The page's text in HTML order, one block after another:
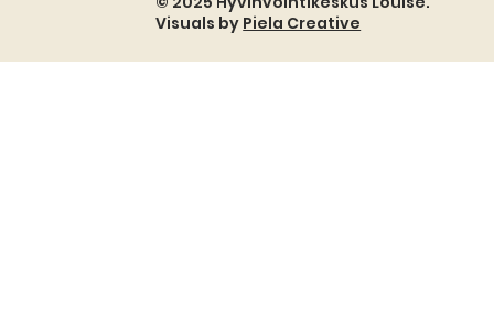
Visuals by Piela Creative